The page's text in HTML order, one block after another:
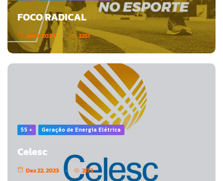
FOCO RADICAL
Jan 3, 2024 2251
55 + Geração de Energia Elétrica
Celesc
Dez 22, 2023 2173